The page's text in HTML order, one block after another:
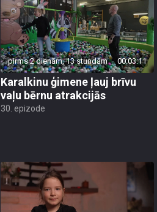
pirms 2 dienām, 13 stundām 00:03:11
Karalkinu ģimene ļauj brīvu
vaļu bērnu atrakcijās
30. epizode